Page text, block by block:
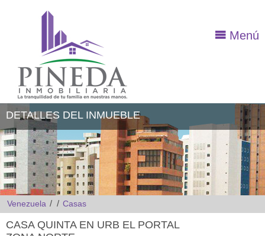
Menú
DETALLES DEL INMUEBLE
Venezuela / / Casas
CASA QUINTA EN URB EL PORTAL